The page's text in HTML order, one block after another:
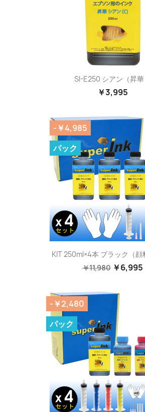
SI-E250 シアン（昇華
￥3,995
KIT 250ml×4本 ブラック（顔
￥11,980 ￥6,995
-￥4,985
パック
-￥2,480
パック